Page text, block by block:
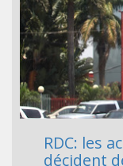
RDC: les
décident